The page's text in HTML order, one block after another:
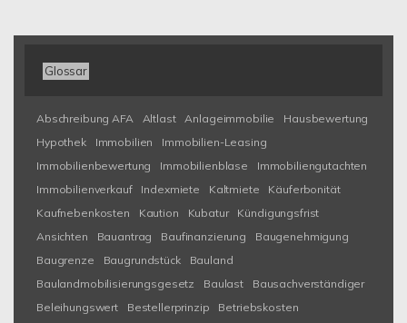
Glossar
Abschreibung AFA Altlast Anlageimmobilie
Hausbewertung
Hypothek
Immobilien
Immobilien-Leasing
Immobilienbewertung
Immobilienblase
Immobiliengutachten
Immobilienverkauf
Indexmiete Kaltmiete
Käuferbonität
Kaufnebenkosten
Kaution Kubatur
Kündigungsfrist
Ansichten
Bauantrag Baufinanzierung
Baugenehmigung
Baugrenze
Baugrundstück
Bauland
Baulandmobilisierungsgesetz
Baulast
Bausachverständiger
Beleihungswert
Bestellerprinzip
Betriebskosten